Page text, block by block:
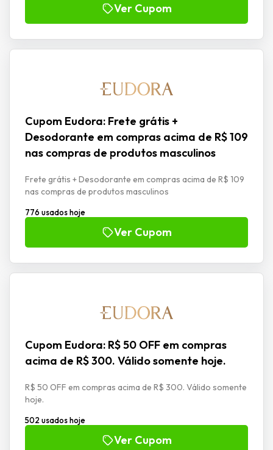
Ver Cupom
Cupom Eudora: Frete grátis +
Desodorante em compras acima de R$ 109
nas compras de produtos masculinos
Frete grátis + Desodorante em compras acima de R$ 109
nas compras de produtos masculinos
776 usados hoje
Ver Cupom
Cupom Eudora: R$ 50 OFF em compras
acima de R$ 300. Válido somente hoje.
R$ 50 OFF em compras acima de R$ 300. Válido somente
hoje.
502 usados hoje
Ver Cupom